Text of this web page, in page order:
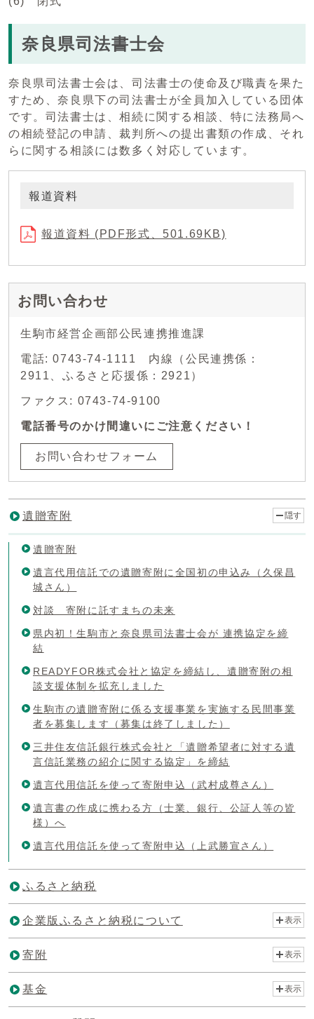
奈良県司法書士会
奈良県司法書士会は、司法書士の使命及び職責を果た
すため、奈良県下の司法書士が全員加入している団体
です。司法書士は、相続に関する相談、特に法務局へ
の相続登記の申請、裁判所への提出書類の作成、それ
らに関する相談には数多く対応しています。
報道資料
報道資料 (PDF形式、501.69KB)
お問い合わせ
生駒市経営企画部公民連携推進課
電話: 0743-74-1111 内線（公民連携係：
2911、ふるさと応援係：2921）
ファクス: 0743-74-9100
電話番号のかけ間違いにご注意ください！
お問い合わせフォーム
遺贈寄附 隠す
遺贈寄附
遺言代用信託での遺贈寄附に全国初の申込み（久保昌
城さん）
対談 寄附に託すまちの未来
県内初！生駒市と奈良県司法書士会が 連携協定を締
結
READYFOR株式会社と協定を締結し、遺贈寄附の相
談支援体制を拡充しました
生駒市の遺贈寄附に係る支援事業を実施する民間事業
者を募集します（募集は終了しました）
三井住友信託銀行株式会社と「遺贈希望者に対する遺
言信託業務の紹介に関する協定」を締結
遺言代用信託を使って寄附申込（武村成尊さん）
遺言書の作成に携わる方（士業、銀行、公証人等の皆
様）へ
遺言代用信託を使って寄附申込（上武勝宣さん）
ふるさと納税
企業版ふるさと納税について 表示
寄附 表示
基金 表示